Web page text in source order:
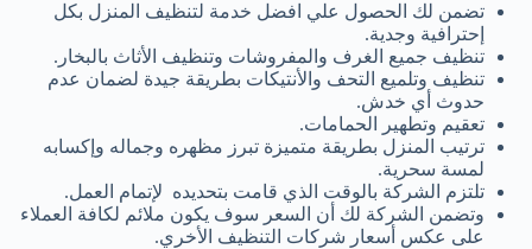
تضمن لك الحصول علي افضل خدمة لتنظيف المنزل بكل
إحترافية وجدية.
تنظيف جميع الغرف والمفروشات وتنظيف الأثاث بالبخار.
تنظيف وتلميع التحف والأنتيكات بطريقة جيدة لضمان عدم
حدوث أي خدش.
تعقيم وتطهير الحمامات.
ترتيب المنزل بطريقة متميزة تبرز مظهره وجماله وإكسابه
لمسة سحرية.
تلتزم الشركة بالوقت الذي قامت بتحديده لإتمام العمل.
وتضمن الشركة لك أن السعر سوف يكون ملائم لكافة العملاء
على عكس أسعار شركات التنظيف الأخري.